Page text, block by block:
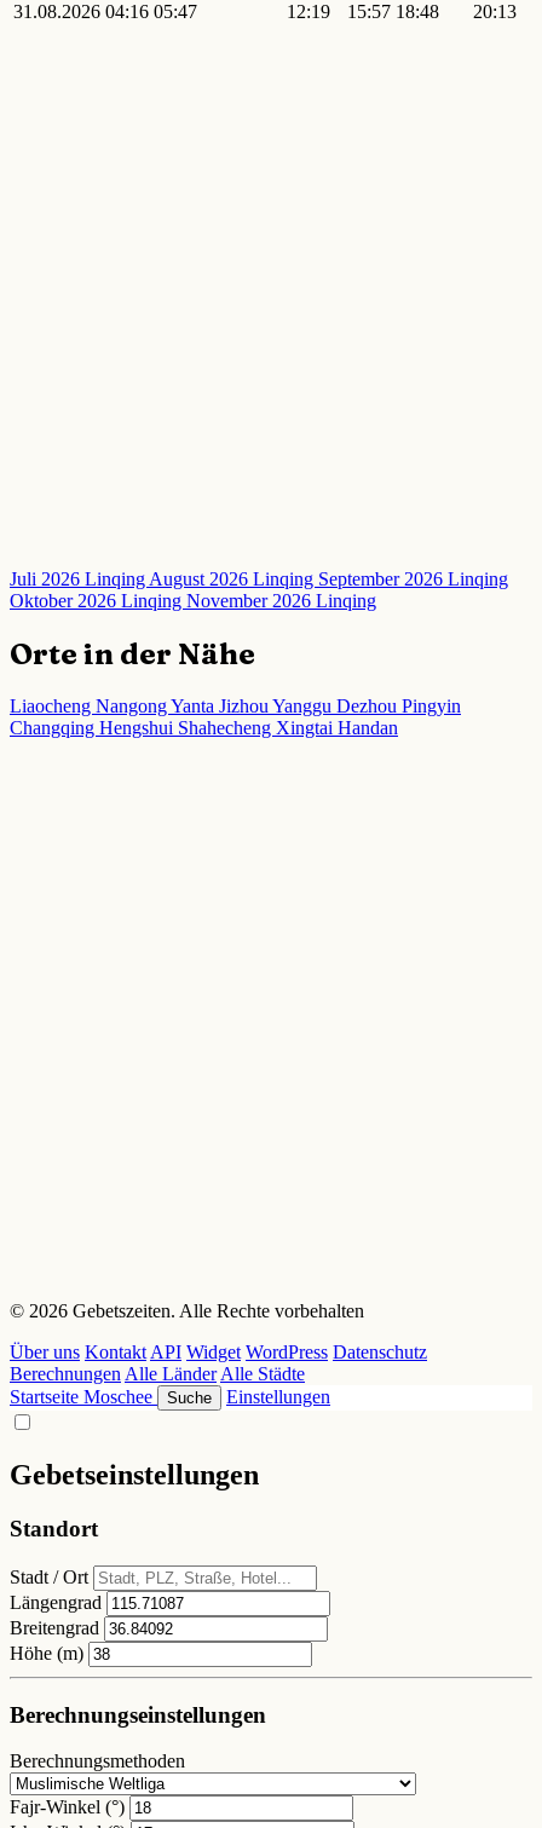
31.08.2026 04:16 05:47 12:19 15:57 18:48 20:13
Juli 2026 LinqingAugust 2026 Linqing September 2026 Linqing
Oktober 2026 Linqing November 2026 Linqing
Orte in der Nähe
Liaocheng NangongYanta Jizhou Yanggu Dezhou Pingyin
Changqing Hengshui Shahecheng Xingtai Handan
© 2026 Gebetszeiten. Alle Rechte vorbehalten
Über uns Kontakt API Widget WordPress Datenschutz
Berechnungen Alle Länder Alle Städte
Startseite Moschee Suche Einstellungen
Gebetseinstellungen
Standort
Stadt / Ort
Längengrad
Breitengrad
Höhe (m)
Berechnungseinstellungen
Berechnungsmethoden
Fajr-Winkel (°)